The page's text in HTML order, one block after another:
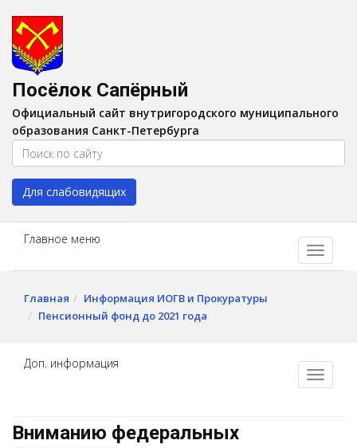
Изображения:
Цвет:A A
Посёлок Сапёрный
Официальный сайт внутригородского муниципального
образования Санкт-Петербурга
Для слабовидящих
Главное меню
Главная
Информация ИОГВ и Прокуратуры
Пенсионный фонд до 2021 года
Доп. информация
Вниманию федеральных